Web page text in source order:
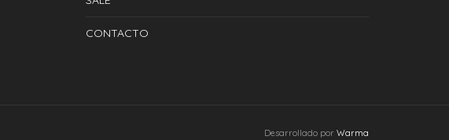
CONTACTO
Desarrollado por Warma